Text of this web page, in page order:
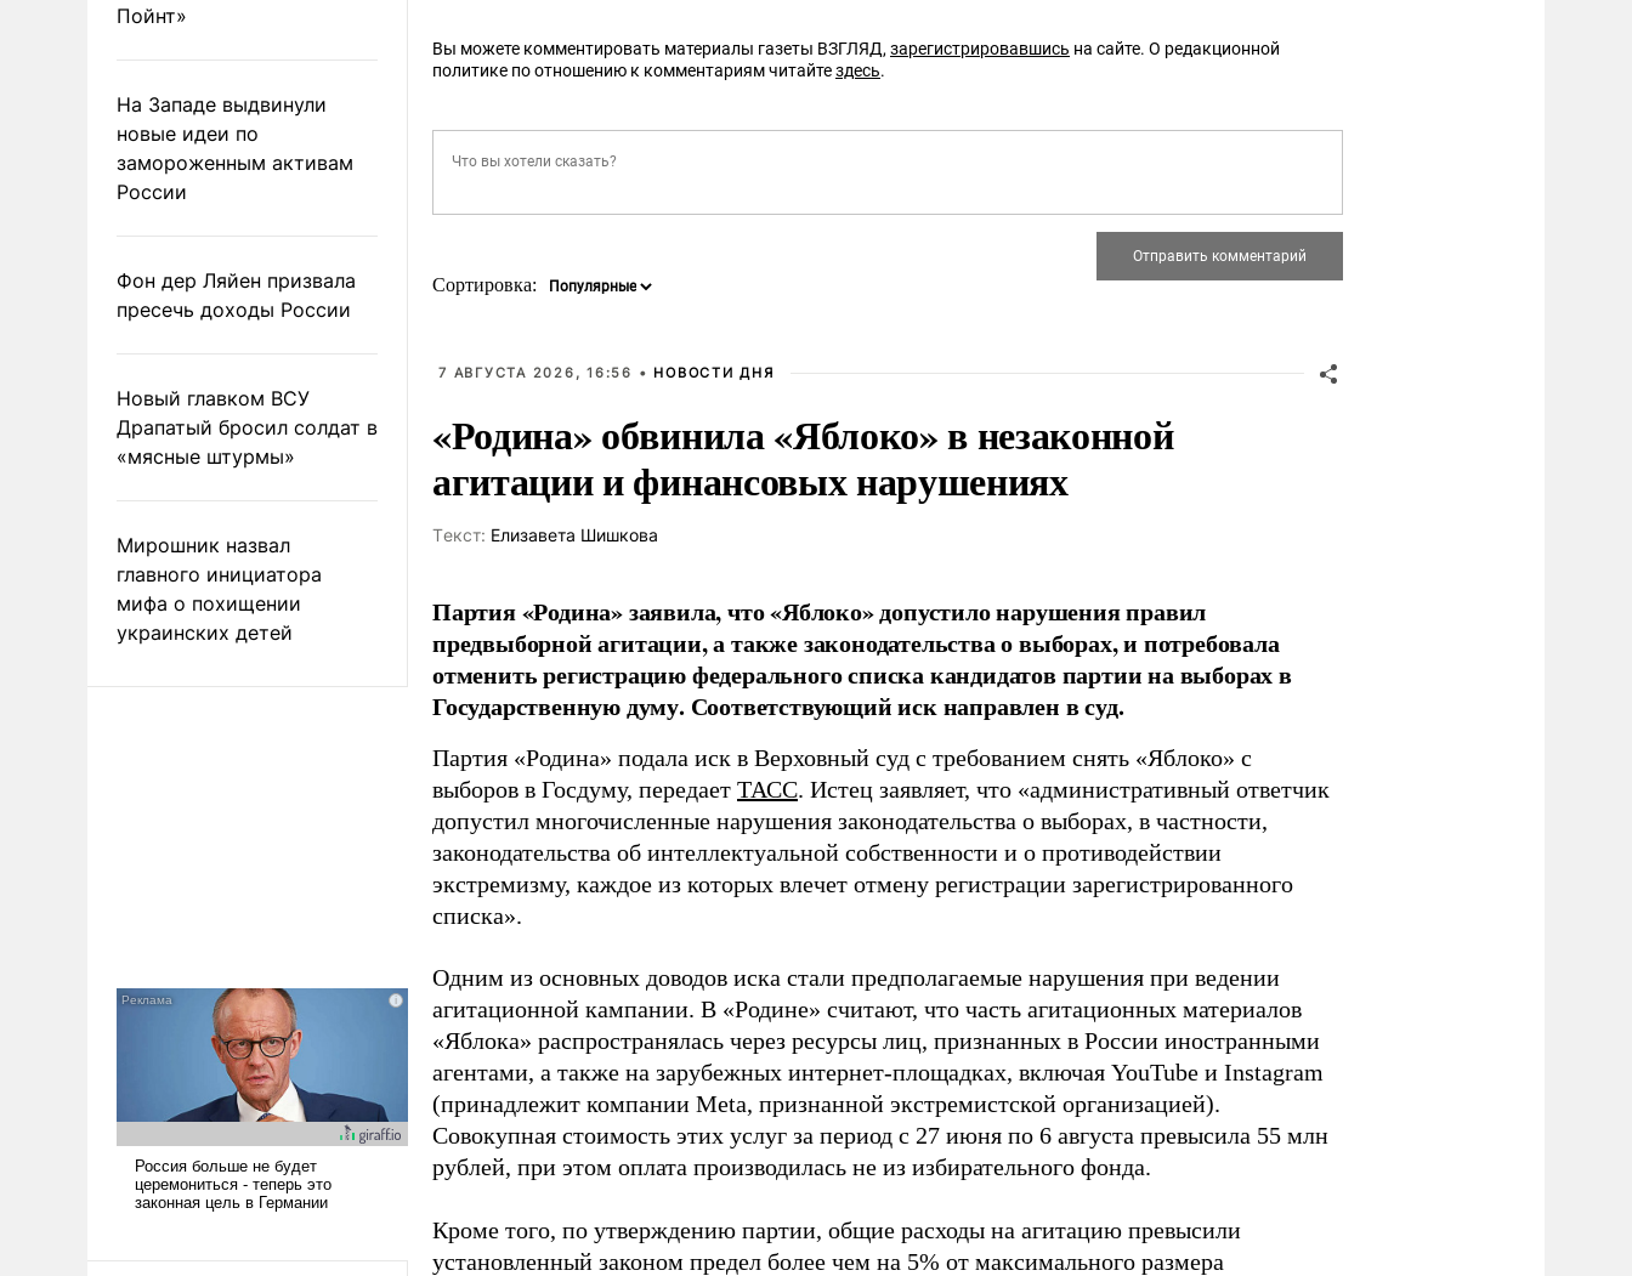
Пойнт»
На Западе выдвинули
новые идеи по
замороженным активам
России
Фон дер Ляйен призвала
пресечь доходы России
Новый главком ВСУ
Драпатый бросил солдат в
«мясные штурмы»
Мирошник назвал
главного инициатора
мифа о похищении
украинских детей
Вы можете комментировать материалы газеты ВЗГЛЯД, зарегистрировавшись на сайте. О редакционной
политике по отношению к комментариям читайтездесь.
Сортировка:
7 АВГУСТА 2026, 16:56 • НОВОСТИ ДНЯ
«Родина» обвинила «Яблоко» в незаконной
агитации и финансовых нарушениях
Tекст: Елизавета Шишкова
Партия «Родина» заявила, что «Яблоко» допустило нарушения правил
предвыборной агитации, а также законодательства о выборах, и потребовала
отменить регистрацию федерального списка кандидатов партии на выборах в
Государственную думу. Соответствующий иск направлен в суд.
Партия «Родина» подала иск в Верховный суд с требованием снять «Яблоко» с
выборов в Госдуму, передает ТАСС. Истец заявляет, что «административный ответчик
допустил многочисленные нарушения законодательства о выборах, в частности,
законодательства об интеллектуальной собственности и о противодействии
экстремизму, каждое из которых влечет отмену регистрации зарегистрированного
списка».
Одним из основных доводов иска стали предполагаемые нарушения при ведении
агитационной кампании. В «Родине» считают, что часть агитационных материалов
«Яблока» распространялась через ресурсы лиц, признанных в России иностранными
агентами, а также на зарубежных интернет-площадках, включая YouTube и Instagram
(принадлежит компании Meta, признанной экстремистской организацией).
Совокупная стоимость этих услуг за период с 27 июня по 6 августа превысила 55 млн
рублей, при этом оплата производилась не из избирательного фонда.
Кроме того, по утверждению партии, общие расходы на агитацию превысили
установленный законом предел более чем на 5% от максимального размера